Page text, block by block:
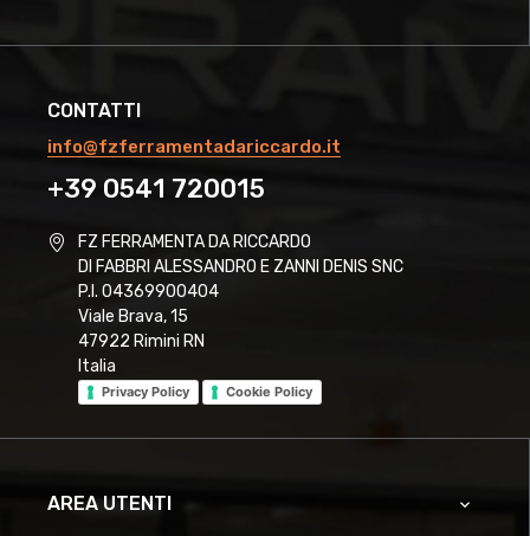
CONTATTI
info@fzferramentadariccardo.it
+39 0541 720015
FZ FERRAMENTA DA RICCARDO
DI FABBRI ALESSANDRO E ZANNI DENIS SNC
P.I. 04369900404
Viale Brava, 15
47922 Rimini RN
Italia
Privacy Policy Cookie Policy
AREA UTENTI 